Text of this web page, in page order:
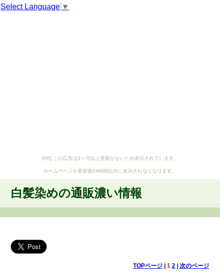
Select Language ▼
[PR] この広告は3ヶ月以上更新がないため表示されています。
ホームページを更新後24時間以内に表示されなくなります。
白髪染めの通販濃い情報
TOPページ| 1 2| 次のページ